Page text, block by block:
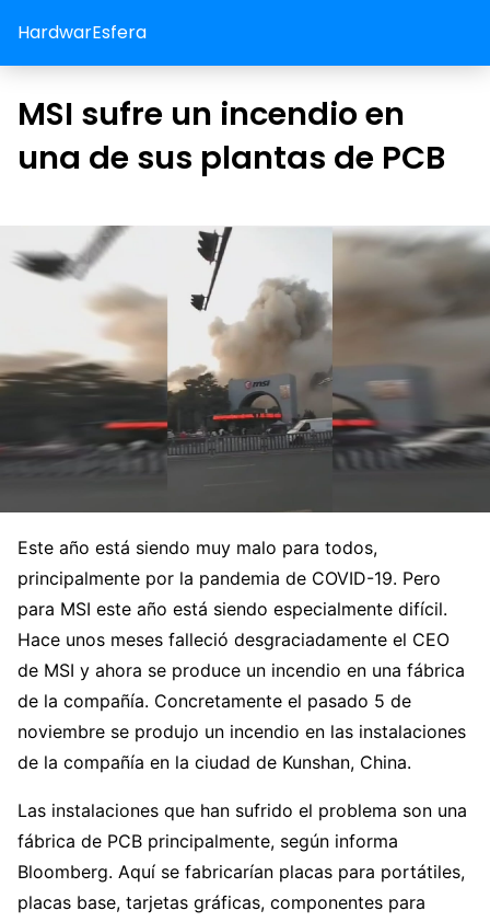
HardwarEsfera
MSI sufre un incendio en
una de sus plantas de PCB
Este año está siendo muy malo para todos,
principalmente por la pandemia de COVID-19. Pero
para MSI este año está siendo especialmente difícil.
Hace unos meses falleció desgraciadamente el CEO
de MSI y ahora se produce un incendio en una fábrica
de la compañía. Concretamente el pasado 5 de
noviembre se produjo un incendio en las instalaciones
de la compañía en la ciudad de Kunshan, China.
Las instalaciones que han sufrido el problema son una
fábrica de PCB principalmente, según informa
Bloomberg. Aquí se fabricarían placas para portátiles,
placas base, tarjetas gráficas, componentes para